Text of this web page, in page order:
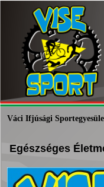
Váci Ifjúsági
Egészséges